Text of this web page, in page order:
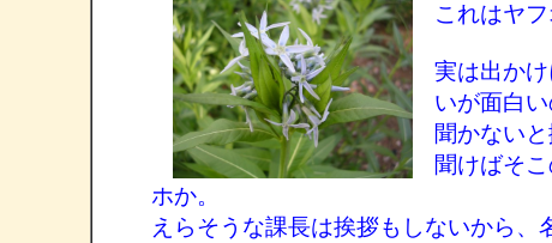
これはヤ
実は出か
いが面白
聞かない
聞けばそ
ホか。
えらそうな課長は挨拶もしないから、